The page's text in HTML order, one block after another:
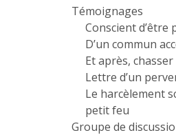
Témoignages
Conscient d’être
D’un commun
Et après,
Lettre d’un
Le harcèlement
petit feu
Groupe de